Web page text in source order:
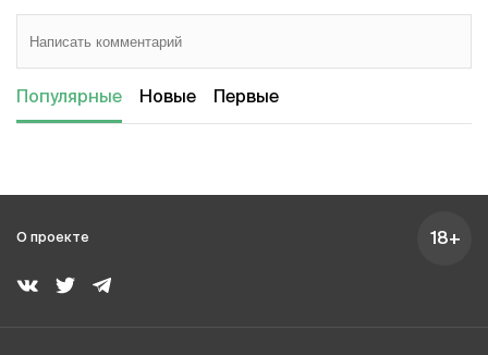
Популярные Новые Первые
О проекте 18+